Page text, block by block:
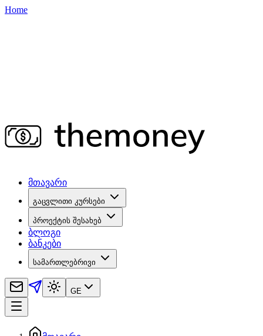
Home
მთავარი
გაცვლითი კურსები
პროექტის შესახებ
ბლოგი
ბანკები
სამართლებრივი
GE